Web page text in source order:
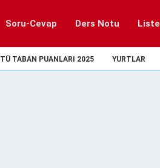
Soru-Cevap Ders Notu Liste
TABAN PUANLARI 2025 YURTLAR